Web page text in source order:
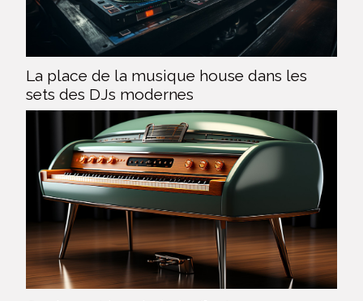
La place de la musique house dans les
sets des DJs modernes